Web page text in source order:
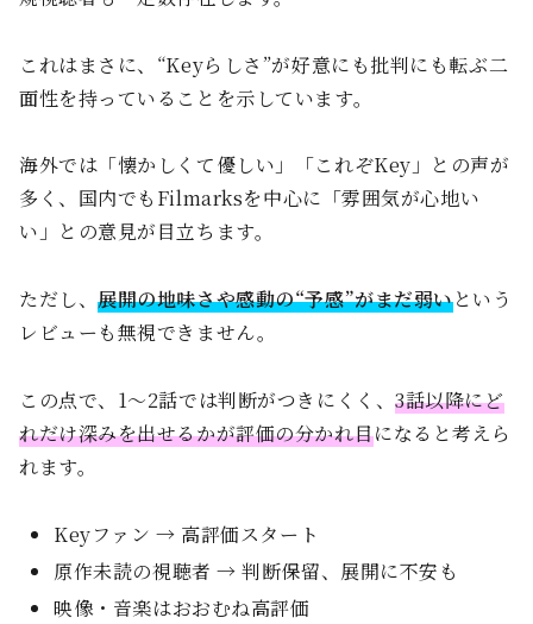
これはまさに、“Keyらしさ”が好意にも批判にも転ぶ二
面性を持っていることを示しています。
海外では「懐かしくて優しい」「これぞKey」との声が
多く、国内でもFilmarksを中心に「雰囲気が心地い
い」との意見が目立ちます。
ただし、展開の地味さや感動の“予感”がまだ弱いという
レビューも無視できません。
この点で、1〜2話では判断がつきにくく、3話以降にど
れだけ深みを出せるかが評価の分かれ目になると考えら
れます。
Keyファン → 高評価スタート
原作未読の視聴者 → 判断保留、展開に不安も
映像・音楽はおおむね高評価